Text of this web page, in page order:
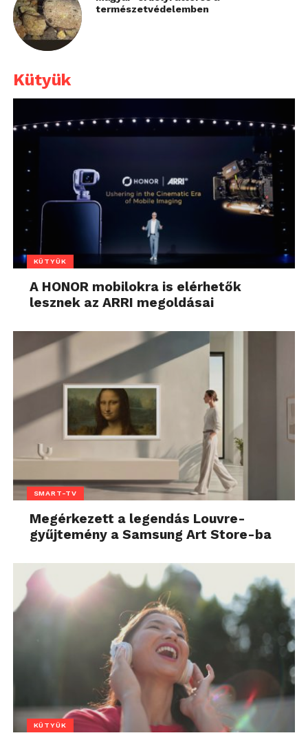
természetvédelemben
Kütyük
KÜTYÜK
A HONOR mobilokra is elérhetők
lesznek az ARRI megoldásai
SMART-TV
Megérkezett a legendás Louvre-
gyűjtemény a Samsung Art Store-ba
KÜTYÜK